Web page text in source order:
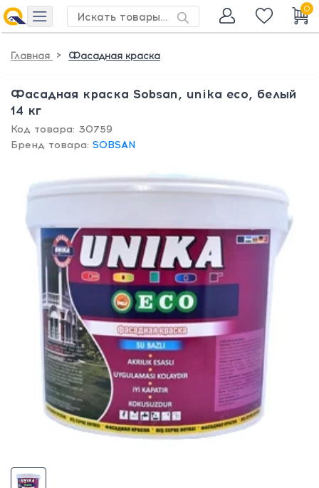
0
Главная > Фасадная краска
Фасадная краска Sobsan, unika eco, белый
14 кг
Код товара: 30759
Бренд товара: SOBSAN